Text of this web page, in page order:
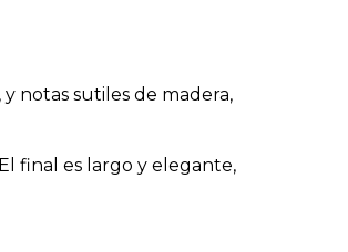
notas sutiles de madera,
final es largo y elegante,